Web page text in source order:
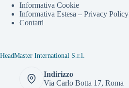
Informativa Cookie
Informativa Estesa – Privacy Policy
Contatti
HeadMaster International S.r.l.
Indirizzo
Via Carlo Botta 17, Roma